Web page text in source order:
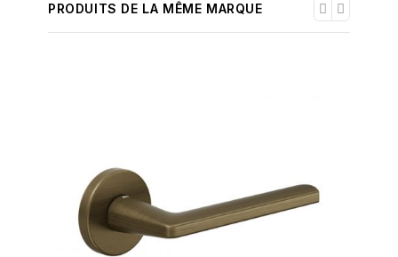
PRODUITS DE LA MÊME MARQUE